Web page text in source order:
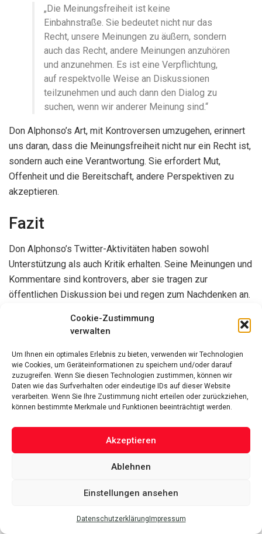
Cookie-Zustimmung
verwalten
Um Ihnen ein optimales Erlebnis zu bieten, verwenden wir Technologien
wie Cookies, um Geräteinformationen zu speichern und/oder darauf
zuzugreifen. Wenn Sie diesen Technologien zustimmen, können wir
Daten wie das Surfverhalten oder eindeutige IDs auf dieser Website
verarbeiten. Wenn Sie Ihre Zustimmung nicht erteilen oder zurückziehen,
können bestimmte Merkmale und Funktionen beeinträchtigt werden.
Akzeptieren
Ablehnen
Einstellungen ansehen
Datenschutzerklärung Impressum
„Die Meinungsfreiheit ist keine
Einbahnstraße. Sie bedeutet nicht nur das
Recht, unsere Meinungen zu äußern, sondern
auch das Recht, andere Meinungen anzuhören
und anzunehmen. Es ist eine Verpflichtung,
auf respektvolle Weise an Diskussionen
teilzunehmen und auch dann den Dialog zu
suchen, wenn wir anderer Meinung sind.“
Don Alphonso’s Art, mit Kontroversen umzugehen, erinnert
uns daran, dass die Meinungsfreiheit nicht nur ein Recht ist,
sondern auch eine Verantwortung. Sie erfordert Mut,
Offenheit und die Bereitschaft, andere Perspektiven zu
akzeptieren.
Fazit
Don Alphonso’s Twitter-Aktivitäten haben sowohl
Unterstützung als auch Kritik erhalten. Seine Meinungen und
Kommentare sind kontrovers, aber sie tragen zur
öffentlichen Diskussion bei und regen zum Nachdenken an.
Alphonso zweifellos einen Einfluss auf die Twitter-
Media-Landschaft.
FAQ
Dort können Sie seine Tweets lesen und ihm folgen, um